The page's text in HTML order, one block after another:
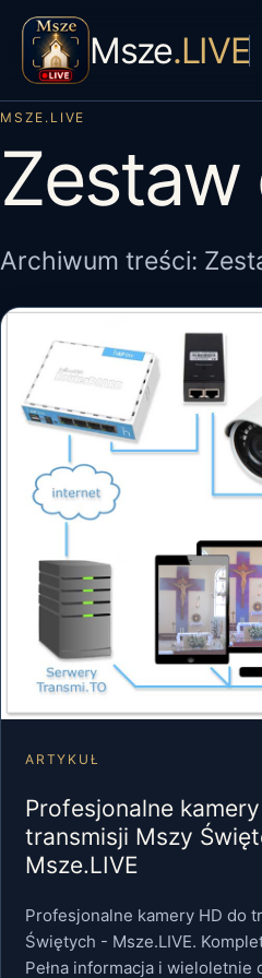
Msze.LIVE
MSZE.LIVE
Zestaw
Archiwum treści:
ARTYKUŁ
Profesjonalne
transmisji Mszy
Msze.LIVE
Profesjonalne kamery HD do
Świętych - Msze.LIVE.
Pełna informacja i wieloletnie